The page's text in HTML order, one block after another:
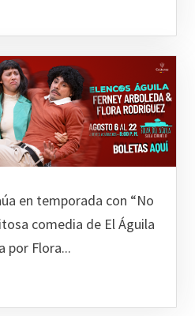
en temporada con “No
comedia de El Águila
por Flora...